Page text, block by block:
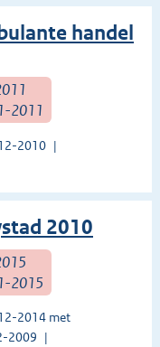
handel
2011
2010
2010
2015
2014 met
2009